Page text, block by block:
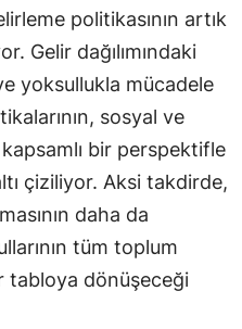
politikasının artık
Gelir dağılımındaki
yoksullukla mücadele
sosyal ve
bir perspektifle
çiziliyor. Aksi takdirde,
daha da
tüm toplum
tabloya dönüşeceği